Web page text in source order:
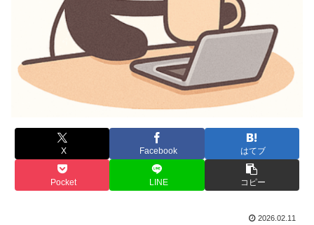
X Facebook はてブ
Pocket LINE コピー
2026.02.11